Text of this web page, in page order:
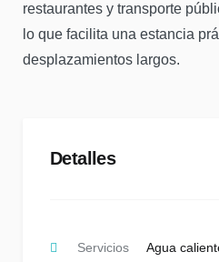
restaurantes y transporte
lo que facilita una estancia
desplazamientos largos.
Detalles
Servicios Agua